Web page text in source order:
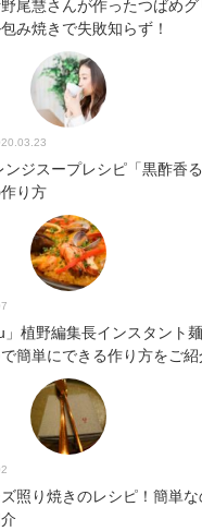
野尾慧さんが作ったつばめ
み焼きで失敗知らず！
ンジスープレシピ「黒酢香
り方
植野編集長インスタント
簡単にできる作り方をご紹
照り焼きのレシピ！簡単